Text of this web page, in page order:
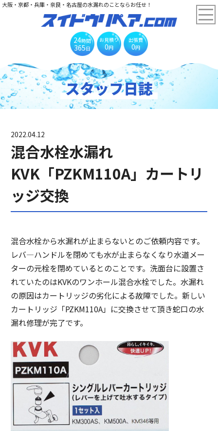
大阪・京都・兵庫・奈良・名古屋の水漏れのことならお任せ！
24時間
365日
お見積り
0円
出張費
0円
スタッフ日誌
2022.04.12
混合水栓水漏れ
KVK「PZKM110A」カートリ
ッジ交換
混合水栓から水漏れが止まらないとのご依頼内容です。
レバ―ハンドルを閉めても水が止まらなくなり水道メー
ターの元栓を閉めているとのことです。洗面台に設置さ
れていたのはKVKのワンホール混合水栓でした。水漏れ
の原因はカートリッジの劣化による故障でした。新しい
カートリッジ「PZKM110A」に交換させて頂き蛇口の水
漏れ修理が完了です。